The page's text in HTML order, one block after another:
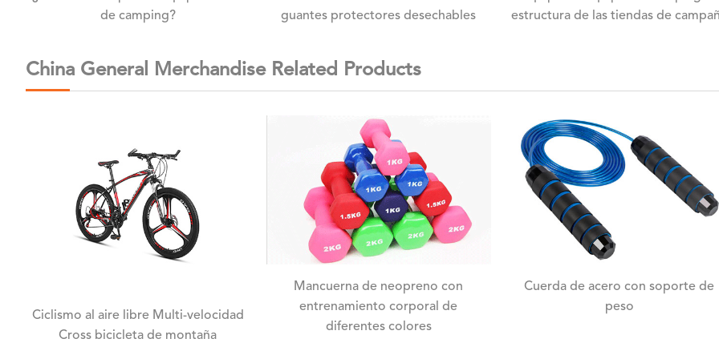
de camping?
guantes protectores desechables
estructura de las tiendas de
China General Merchandise Related Products
Ciclismo al aire libre Multi-velocidad
Cross bicicleta de montaña
Mancuerna de neopreno con
entrenamiento corporal de
diferentes colores
Cuerda de acero con soporte de
peso